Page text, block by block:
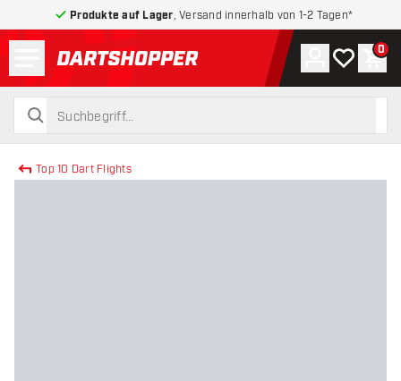
Produkte auf Lager , Versand innerhalb von 1-2 Tagen*
zurück zur Startseite
suchen
suchen
Konto
Meine 0
Top 10 Dart Flights